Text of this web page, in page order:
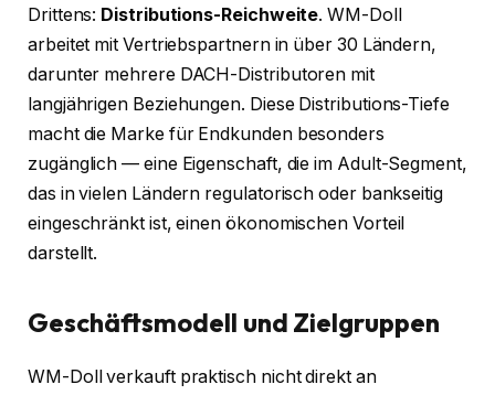
Drittens: Distributions-Reichweite. WM-Doll
arbeitet mit Vertriebspartnern in über 30 Ländern,
darunter mehrere DACH-Distributoren mit
langjährigen Beziehungen. Diese Distributions-Tiefe
macht die Marke für Endkunden besonders
zugänglich — eine Eigenschaft, die im Adult-Segment,
das in vielen Ländern regulatorisch oder bankseitig
eingeschränkt ist, einen ökonomischen Vorteil
darstellt.
Geschäftsmodell und Zielgruppen
WM-Doll verkauft praktisch nicht direkt an